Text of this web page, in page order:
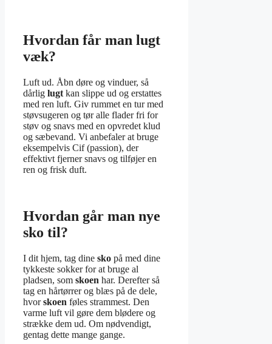
Hvordan får man lugt
væk?
Luft ud. Åbn døre og vinduer, så
dårlig lugt kan slippe ud og erstattes
med ren luft. Giv rummet en tur med
støvsugeren og tør alle flader fri for
støv og snavs med en opvredet klud
og sæbevand. Vi anbefaler at bruge
eksempelvis Cif (passion), der
effektivt fjerner snavs og tilføjer en
ren og frisk duft.
Hvordan går man nye
sko til?
I dit hjem, tag dine sko på med dine
tykkeste sokker for at bruge al
pladsen, som skoen har. Derefter så
tag en hårtørrer og blæs på de dele,
hvorskoen føles strammest. Den
varme luft vil gøre dem blødere og
strække dem ud. Om nødvendigt,
gentag dette mange gange.